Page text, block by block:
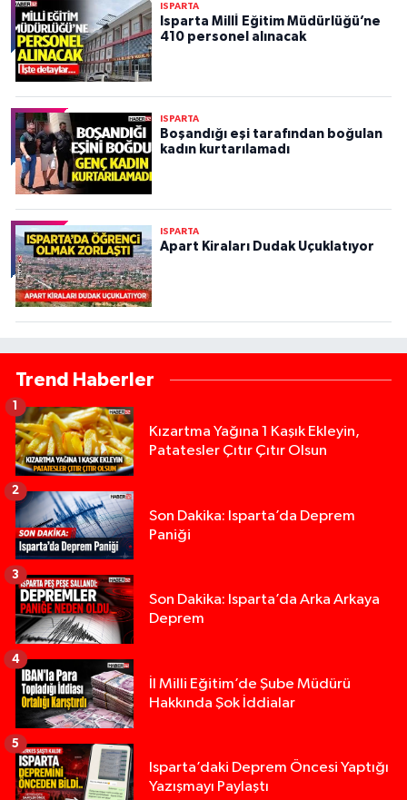
ISPARTA
Isparta Millİ Eğitim Müdürlüğü’ne
410 personel alınacak
ISPARTA
Boşandığı eşi tarafından boğulan
kadın kurtarılamadı
ISPARTA
Apart Kiraları Dudak Uçuklatıyor
Trend Haberler
Kızartma Yağına 1 Kaşık Ekleyin,
Patatesler Çıtır Çıtır Olsun
1
Son Dakika: Isparta’da Deprem
Paniği
2
Son Dakika: Isparta’da Arka Arkaya
Deprem
3
İl Milli Eğitim’de Şube Müdürü
Hakkında Şok İddialar
4
Isparta’daki Deprem Öncesi Yaptığı
Yazışmayı Paylaştı
5
13:00 |Yığılca'da kardeşler arasındaki silahlı kavgada
12:48 |Tur teknesi çalışanlarının birbirine girdiği kavga